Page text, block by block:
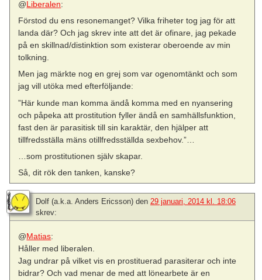
@Liberalen:
Förstod du ens resonemanget? Vilka friheter tog jag för att
landa där? Och jag skrev inte att det är ofinare, jag pekade
på en skillnad/distinktion som existerar oberoende av min
tolkning.
Men jag märkte nog en grej som var ogenomtänkt och som
jag vill utöka med efterföljande:
”Här kunde man komma ändå komma med en nyansering
och påpeka att prostitution fyller ändå en samhällsfunktion,
fast den är parasitisk till sin karaktär, den hjälper att
tillfredsställa mäns otillfredsställda sexbehov.”…
…som prostitutionen själv skapar.
Så, dit rök den tanken, kanske?
Dolf (a.k.a. Anders Ericsson) den 29 januari, 2014 kl. 18:06
skrev:
@Matias:
Håller med liberalen.
Jag undrar på vilket vis en prostituerad parasiterar och inte
bidrar? Och vad menar de med att lönearbete är en